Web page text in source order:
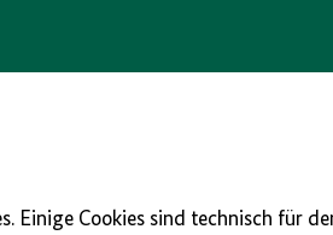
Einige Cookies sind technisch für